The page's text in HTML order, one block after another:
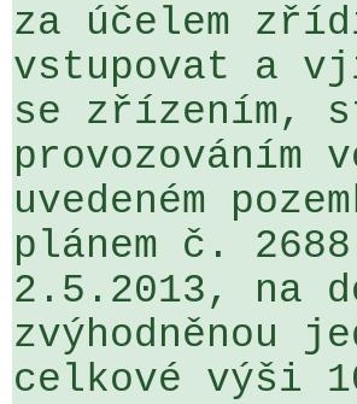
za účelem
vstupovat a
se zřízením,
provozováním
uvedeném
plánem č.
2.5.2013, na
zvýhodněnou
celkové výši